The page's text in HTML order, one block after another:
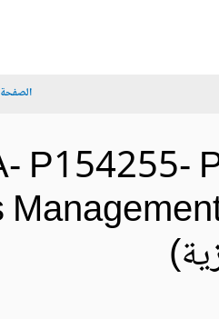
الصفحة
P154255-